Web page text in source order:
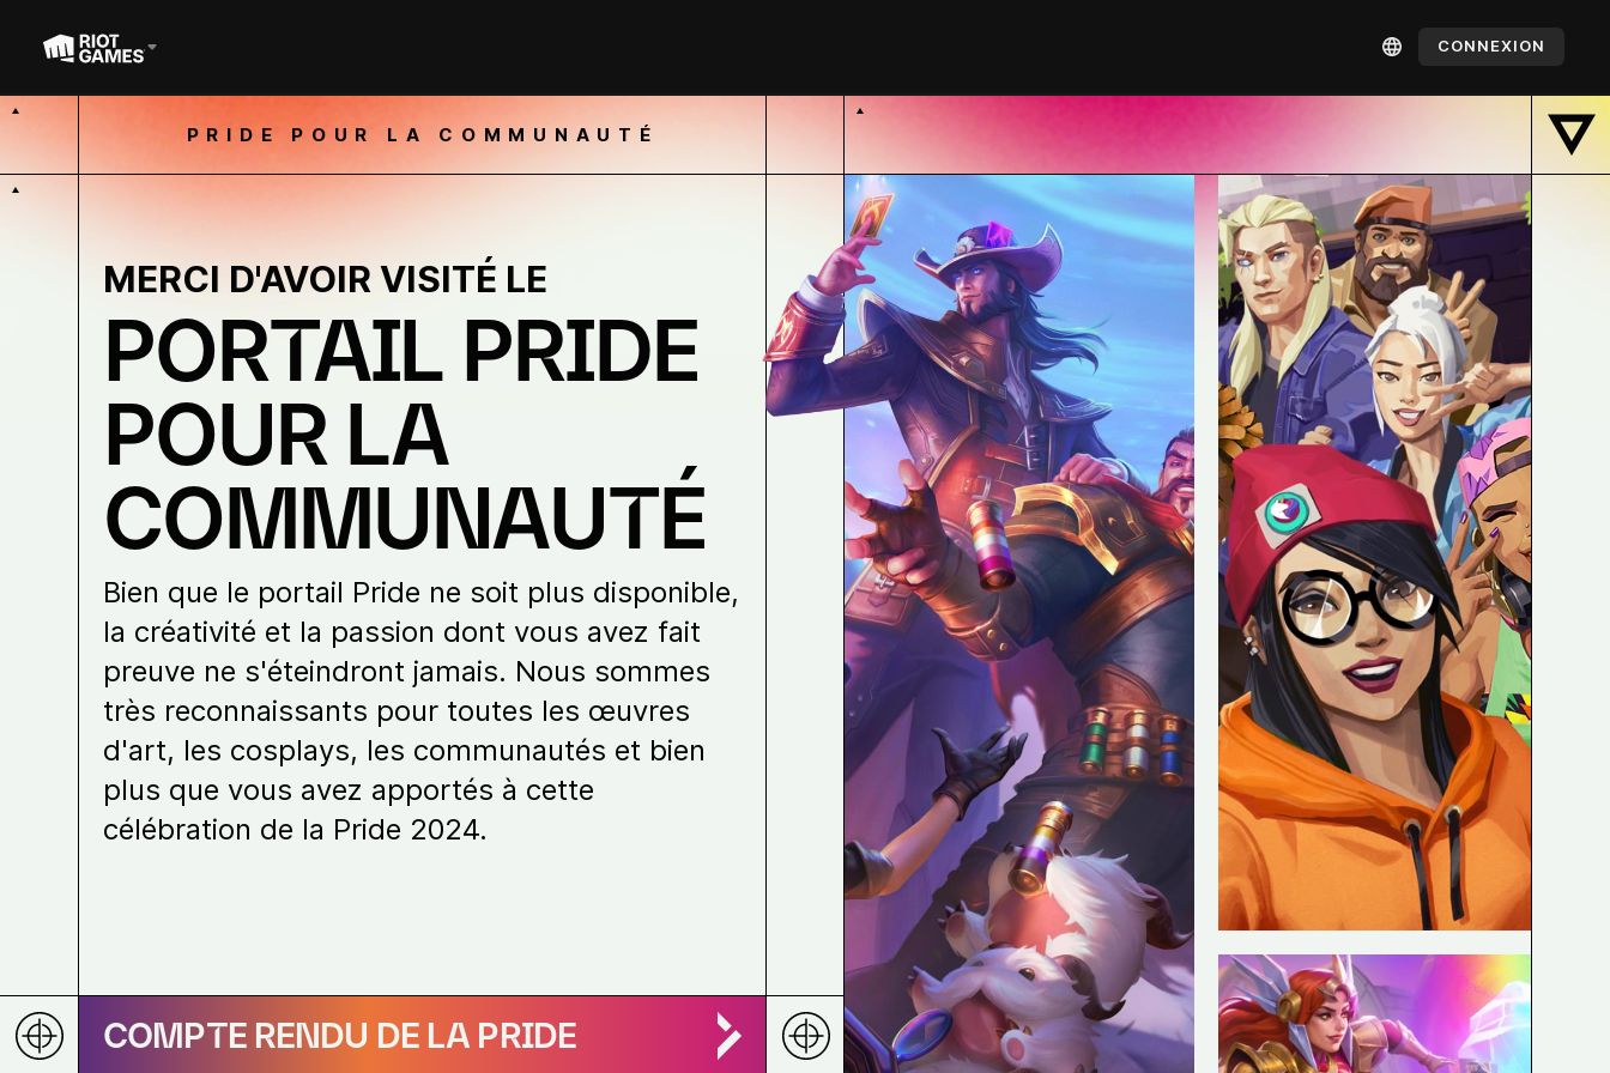
CONNEXION
PRIDE POUR LA COMMUNAUTÉ
MERCI D'AVOIR VISITÉ LE
PORTAIL PRIDE
POUR LA
COMMUNAUTÉ
Bien que le portail Pride ne soit plus disponible,
la créativité et la passion dont vous avez fait
preuve ne s'éteindront jamais. Nous sommes
très reconnaissants pour toutes les œuvres
d'art, les cosplays, les communautés et bien
plus que vous avez apportés à cette
célébration de la Pride 2024.
COMPTE RENDU DE LA PRIDE